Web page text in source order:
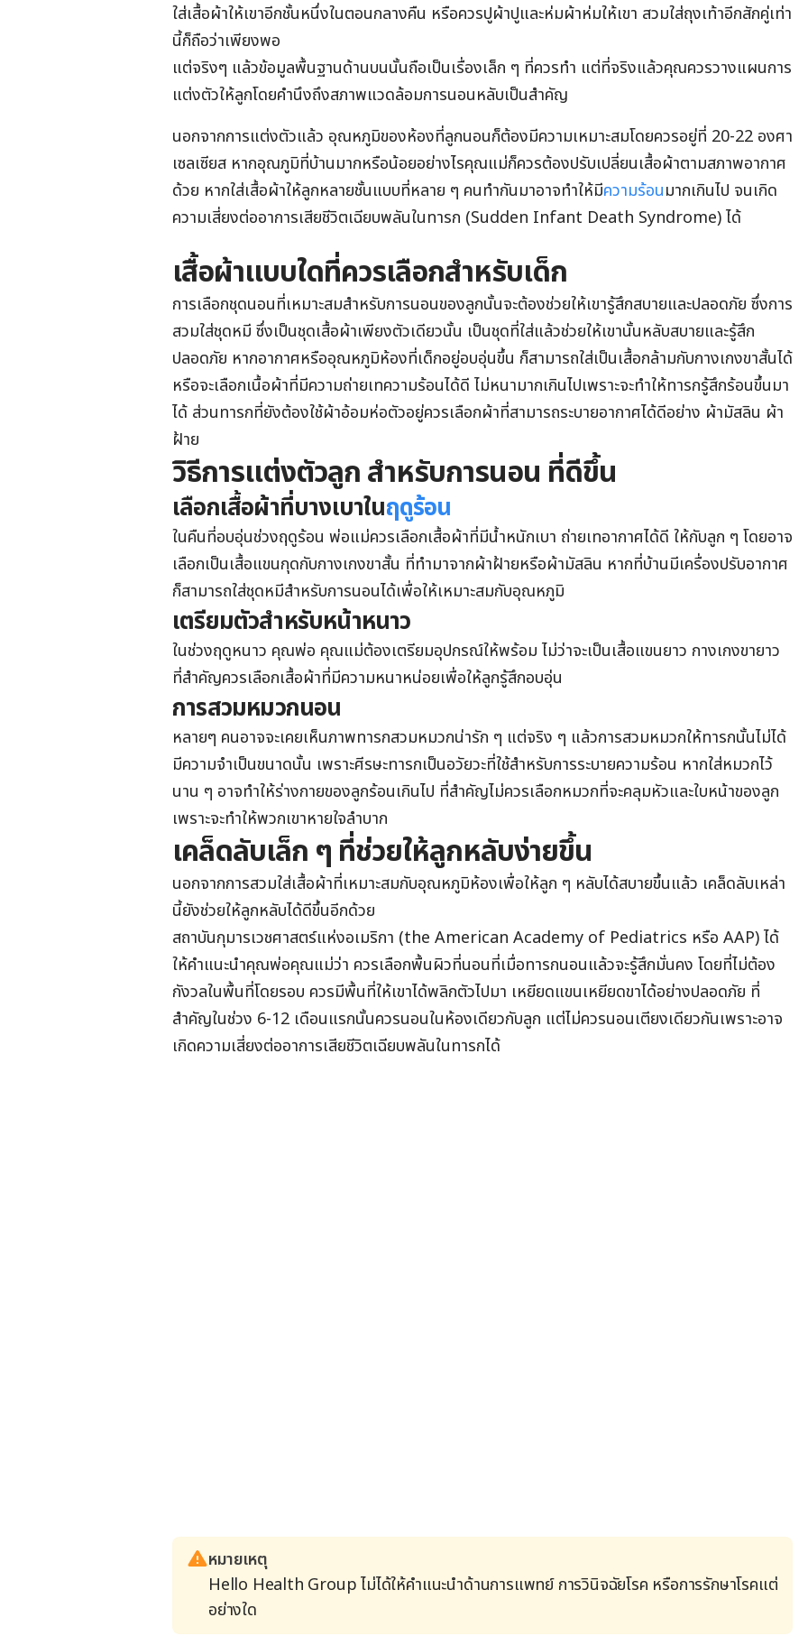
ใส่เสื้อผ้าให้เขาอีกชั้นหนึ่งในตอนกลางคืน หรือควรปูผ้าปูและห่มผ้าห่มให้เขา สวมใส่ถุงเท้าอีกสักคู่เท่า
นี้ก็ถือว่าเพียงพอ
แต่จริงๆ แล้วข้อมูลพื้นฐานด้านบนนั้นถือเป็นเรื่องเล็ก ๆ ที่ควรทำ แต่ที่จริงแล้วคุณควรวางแผนการ
แต่งตัวให้ลูกโดยคำนึงถึงสภาพแวดล้อมการนอนหลับเป็นสำคัญ
นอกจากการแต่งตัวแล้ว อุณหภูมิของห้องที่ลูกนอนก็ต้องมีความเหมาะสมโดยควรอยู่ที่ 20-22 องศา
เซลเซียส หากอุณภูมิที่บ้านมากหรือน้อยอย่างไรคุณแม่ก็ควรต้องปรับเปลี่ยนเสื้อผ้าตามสภาพอากาศ
ด้วย หากใส่เสื้อผ้าให้ลูกหลายชั้นแบบที่หลาย ๆ คนทำกันมาอาจทำให้มีความร้อนมากเกินไป จนเกิด
ความเสี่ยงต่ออาการเสียชีวิตเฉียบพลันในทารก (Sudden Infant Death Syndrome) ได้
เสื้อผ้าแบบใดที่ควรเลือกสำหรับเด็ก
การเลือกชุดนอนที่เหมาะสมสำหรับการนอนของลูกนั้นจะต้องช่วยให้เขารู้สึกสบายและปลอดภัย ซึ่งการ
สวมใส่ชุดหมี ซึ่งเป็นชุดเสื้อผ้าเพียงตัวเดียวนั้น เป็นชุดที่ใส่แล้วช่วยให้เขานั้นหลับสบายและรู้สึก
ปลอดภัย หากอากาศหรืออุณหภูมิห้องที่เด็กอยู่อบอุ่นขึ้น ก็สามารถใส่เป็นเสื้อกล้ามกับกางเกงขาสั้นได้
หรือจะเลือกเนื้อผ้าที่มีความถ่ายเทความร้อนได้ดี ไม่หนามากเกินไปเพราะจะทำให้ทารกรู้สึกร้อนขึ้นมา
ได้ ส่วนทารกที่ยังต้องใช้ผ้าอ้อมห่อตัวอยู่ควรเลือกผ้าที่สามารถระบายอากาศได้ดีอย่าง ผ้ามัสลิน ผ้า
ฝ้าย
วิธีการแต่งตัวลูก สำหรับการนอน ที่ดีขึ้น
เลือกเสื้อผ้าที่บางเบาในฤดูร้อน
ในคืนที่อบอุ่นช่วงฤดูร้อน พ่อแม่ควรเลือกเสื้อผ้าที่มีน้ำหนักเบา ถ่ายเทอากาศได้ดี ให้กับลูก ๆ โดยอาจ
เลือกเป็นเสื้อแขนกุดกับกางเกงขาสั้น ที่ทำมาจากผ้าฝ้ายหรือผ้ามัสลิน หากที่บ้านมีเครื่องปรับอากาศ
ก็สามารถใส่ชุดหมีสำหรับการนอนได้เพื่อให้เหมาะสมกับอุณหภูมิ
เตรียมตัวสำหรับหน้าหนาว
ในช่วงฤดูหนาว คุณพ่อ คุณแม่ต้องเตรียมอุปกรณ์ให้พร้อม ไม่ว่าจะเป็นเสื้อแขนยาว กางเกงขายาว
ที่สำคัญควรเลือกเสื้อผ้าที่มีความหนาหน่อยเพื่อให้ลูกรู้สึกอบอุ่น
การสวมหมวกนอน
หลายๆ คนอาจจะเคยเห็นภาพทารกสวมหมวกน่ารัก ๆ แต่จริง ๆ แล้วการสวมหมวกให้ทารกนั้นไม่ได้
มีความจำเป็นขนาดนั้น เพราะศีรษะทารกเป็นอวัยวะที่ใช้สำหรับการระบายความร้อน หากใส่หมวกไว้
นาน ๆ อาจทำให้ร่างกายของลูกร้อนเกินไป ที่สำคัญไม่ควรเลือกหมวกที่จะคลุมหัวและใบหน้าของลูก
เพราะจะทำให้พวกเขาหายใจลำบาก
เคล็ดลับเล็ก ๆ ที่ช่วยให้ลูกหลับง่ายขึ้น
นอกจากการสวมใส่เสื้อผ้าที่เหมาะสมกับอุณหภูมิห้องเพื่อให้ลูก ๆ หลับได้สบายขึ้นแล้ว เคล็ดลับเหล่า
นี้ยังช่วยให้ลูกหลับได้ดีขึ้นอีกด้วย
สถาบันกุมารเวชศาสตร์แห่งอเมริกา (the American Academy of Pediatrics หรือ AAP) ได้
ให้คำแนะนำคุณพ่อคุณแม่ว่า ควรเลือกพื้นผิวที่นอนที่เมื่อทารกนอนแล้วจะรู้สึกมั่นคง โดยที่ไม่ต้อง
กังวลในพื้นที่โดยรอบ ควรมีพื้นที่ให้เขาได้พลิกตัวไปมา เหยียดแขนเหยียดขาได้อย่างปลอดภัย ที่
สำคัญในช่วง 6-12 เดือนแรกนั้นควรนอนในห้องเดียวกับลูก แต่ไม่ควรนอนเตียงเดียวกันเพราะอาจ
เกิดความเสี่ยงต่ออาการเสียชีวิตเฉียบพลันในทารกได้
หมายเหตุ
Hello Health Group ไม่ได้ให้คำแนะนำด้านการแพทย์ การวินิจฉัยโรค หรือการรักษาโรคแต่
อย่างใด